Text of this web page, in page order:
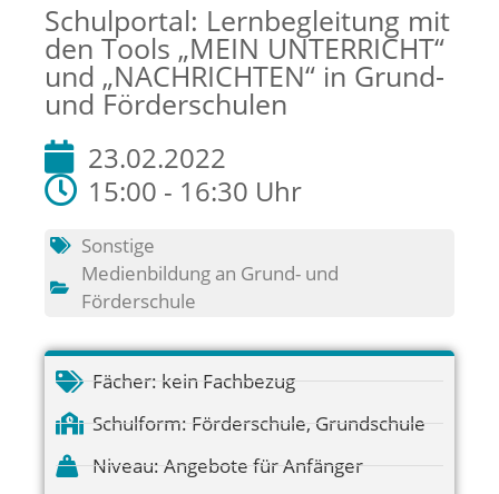
Schulportal: Lernbegleitung mit
den Tools „MEIN UNTERRICHT“
und „NACHRICHTEN“ in Grund-
und Förderschulen
23.02.2022
15:00 - 16:30 Uhr
Sonstige
Medienbildung an Grund- und
Förderschule
Fächer: kein Fachbezug
Schulform: Förderschule, Grundschule
Niveau: Angebote für Anfänger